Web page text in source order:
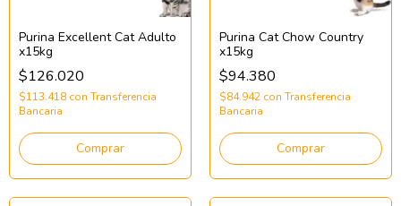
Purina Excellent Cat Adulto
x15kg
$126.020
$113.418 con Transferencia
Bancaria
Comprar
Purina Cat Chow Country
x15kg
$94.380
$84.942 con Transferencia
Bancaria
Comprar